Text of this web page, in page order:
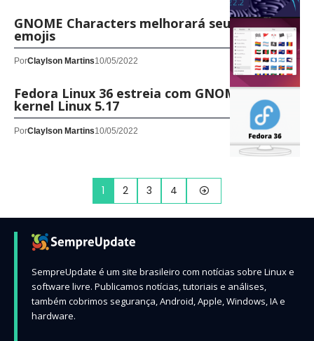
GNOME Characters melhorará seu suporte a
emojis
PorClaylson Martins10/05/2022
Fedora Linux 36 estreia com GNOME 42 e
kernel Linux 5.17
PorClaylson Martins10/05/2022
1 2 3 4
SempreUpdate é um site brasileiro com notícias sobre Linux e
software livre. Publicamos notícias, tutoriais e análises,
também cobrimos segurança, Android, Apple, Windows, IA e
hardware.